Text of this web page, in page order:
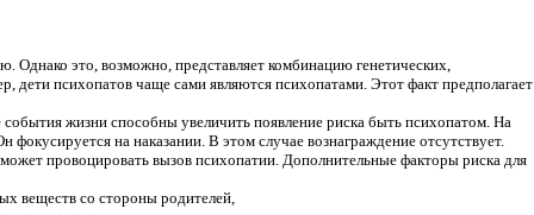
Однако это, возможно, представляет комбинацию генетических,
дети психопатов чаще сами являются психопатами. Этот факт предполагает
жизни способны увеличить появление риска быть психопатом. На
фокусируется на наказании. В этом случае вознаграждение отсутствует.
провоцировать вызов психопатии. Дополнительные факторы риска для
веществ со стороны родителей,